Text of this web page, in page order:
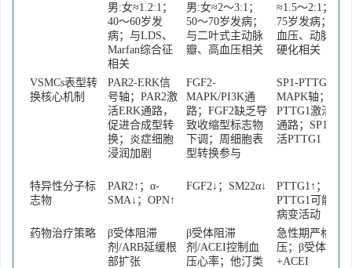
男:女≈1.2:1；
40～60岁发
病；与LDS、
Marfan综合征
相关
男:女≈2～3:1；
50～70岁发病；
与二叶式主动脉
瓣、高血压相关
≈1.5～2:1；60
75岁发病；与
血压、动脉粥
硬化相关
VSMCs表型转
换核心机制
PAR2-ERK信
号轴；PAR2激
活ERK通路，
促进合成型转
换；炎症细胞
浸润加剧
FGF2-
MAPK/PI3K通
路；FGF2缺乏导
致收缩型标志物
下调；周细胞表
型转换参与
SP1-PTTG1-
MAPK轴；
PTTG1激活
通路；SP1转录
活PTTG1
特异性分子标
志物
PAR2↑；α-
SMA↓；OPN↑
FGF2↓；SM22α↓
PTTG1↑；血浆
PTTG1可能反
病变活动
药物治疗策略
β受体阻滞
剂/ARB延缓根
部扩张
β受体阻滞
剂/ACEI控制血
压心率；他汀类
急性期严格降
压；β受体阻滞
+ACEI